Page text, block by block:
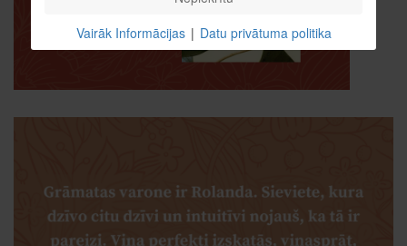
Vairāk Informācijas | Datu privātuma politika